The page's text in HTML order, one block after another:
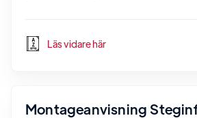
Läs vidare här
Montageanvisning